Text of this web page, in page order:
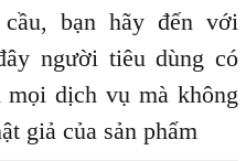
bạn hãy đến với
người tiêu dùng có
dịch vụ mà không
giả của sản phẩm